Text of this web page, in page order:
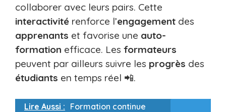
collaborer avec leurs pairs. Cette
interactivité renforce l’engagement des
apprenants et favorise une auto-
formation efficace. Les formateurs
peuvent par ailleurs suivre les progrès des
étudiants en temps réel 📲.
Lire Aussi : Formation continue